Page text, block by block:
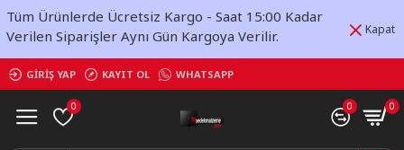
Tüm Ürünlerde Ücretsiz Kargo - Saat 15:00 Kadar
Verilen Siparişler Aynı Gün Kargoya Verilir.
Kapat
GIRIŞ YAP KAYIT OL WHATSAPP
0 0 0